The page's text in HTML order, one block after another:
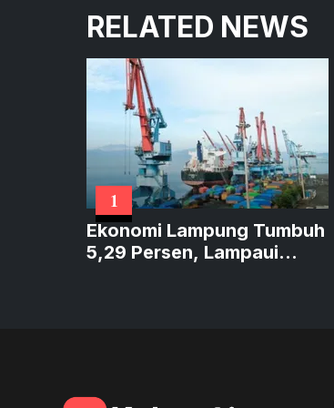
RELATED NEWS
1
Ekonomi Lampung Tumbuh
5,29 Persen, Lampaui